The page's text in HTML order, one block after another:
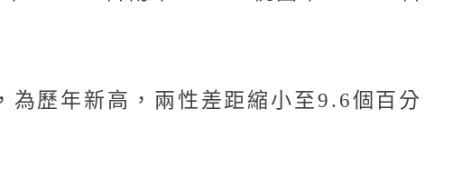
歷年新高，兩性差距縮小至9.6個百分